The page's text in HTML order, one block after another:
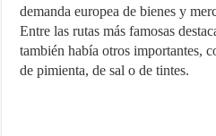
demanda europea de bienes y
Entre las rutas más famosas
también había otros importantes,
de pimienta, de sal o de tintes.